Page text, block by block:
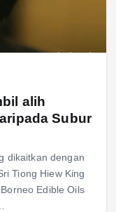
alih
Subur
dikaitkan dengan
Tiong Hiew King
Edible Oils